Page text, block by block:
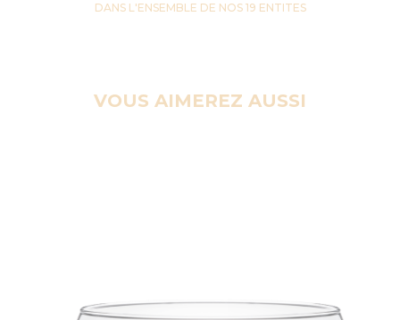
DANS L'ENSEMBLE DE NOS 19 ENTITES
VOUS AIMEREZ AUSSI